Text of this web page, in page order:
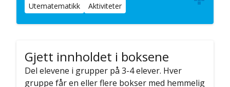
Utematematikk Aktiviteter
Gjett innholdet i boksene
Del elevene i grupper på 3-4 elever. Hver
gruppe får en eller flere bokser med hemmelig